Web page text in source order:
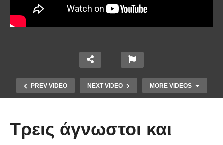
PREV VIDEO NEXT VIDEO MORE VIDEOS
Τρεις άγνωστοι και